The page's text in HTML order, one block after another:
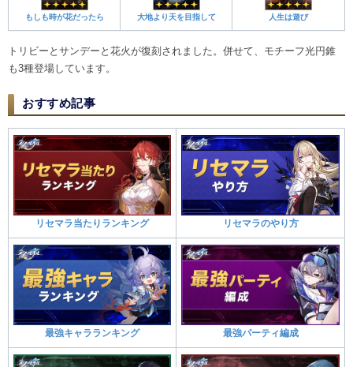
もしも時が花だったら 大地より天を目指して 人生は遊び
トリビーとサンデーと花火が復刻されました。併せて、モチーフ光円錐
も3種登場しています。
おすすめ記事
リセマラ当たりランキング リセマラのやり方
最強キャラランキング 最強パーティ編成